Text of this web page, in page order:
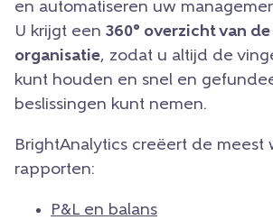
en automatiseren uw
U krijgt een 360° overzicht van
organisatie, zodat u altijd de
kunt houden en snel en
beslissingen kunt nemen.
BrightAnalytics creëert de meest
rapporten:
P&L en balans